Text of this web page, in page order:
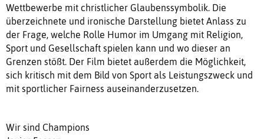
Wettbewerbe mit christlicher Glaubenssymbolik. Die
überzeichnete und ironische Darstellung bietet Anlass zu
der Frage, welche Rolle Humor im Umgang mit Religion,
Sport und Gesellschaft spielen kann und wo dieser an
Grenzen stößt. Der Film bietet außerdem die Möglichkeit,
sich kritisch mit dem Bild von Sport als Leistungszweck und
mit sportlicher Fairness auseinanderzusetzen.
Wir sind Champions